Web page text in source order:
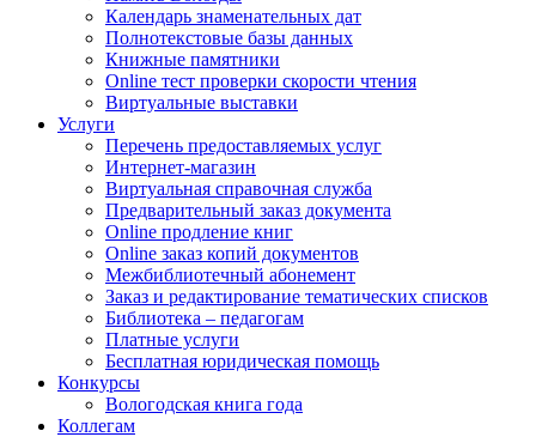
Календарь знаменательных дат
Полнотекстовые базы данных
Книжные памятники
Online тест проверки скорости чтения
Виртуальные выставки
Услуги
Перечень предоставляемых услуг
Интернет-магазин
Виртуальная справочная служба
Предварительный заказ документа
Online продление книг
Online заказ копий документов
Межбиблиотечный абонемент
Заказ и редактирование тематических списков
Библиотека – педагогам
Платные услуги
Бесплатная юридическая помощь
Конкурсы
Вологодская книга года
Коллегам